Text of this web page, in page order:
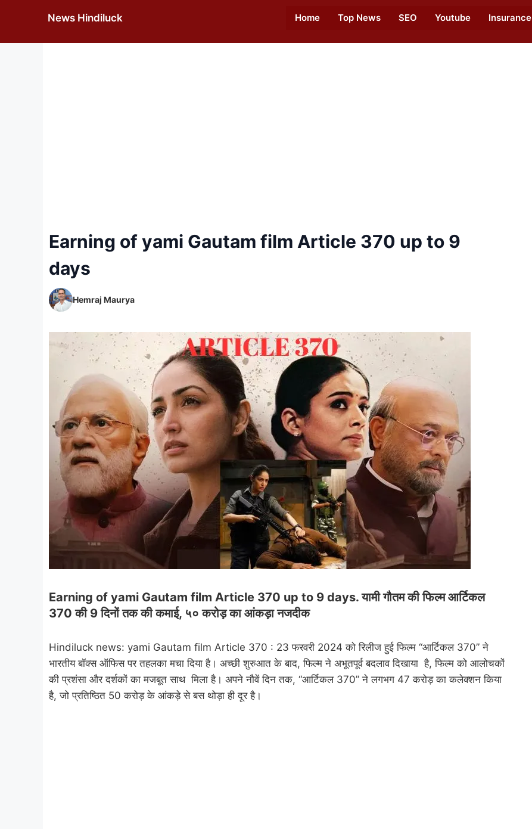
News Hindiluck Home Top News SEO Youtube Insurance
Earning of yami Gautam film Article 370 up to 9
days
Hemraj Maurya
Earning of yami Gautam film Article 370 up to 9 days. यामी गौतम की फिल्म आर्टिकल
370 की 9 दिनों तक की कमाई, ५० करोड़ का आंकड़ा नजदीक
Hindiluck news: yami Gautam film Article 370 : 23 फरवरी 2024 को रिलीज हुई फिल्म “आर्टिकल 370” ने
भारतीय बॉक्स ऑफिस पर तहलका मचा दिया है। अच्छी शुरुआत के बाद, फिल्म ने अभूतपूर्व बदलाव दिखाया है, फिल्म को आलोचकों
की प्रशंसा और दर्शकों का मजबूत साथ मिला है। अपने नौवें दिन तक, “आर्टिकल 370” ने लगभग 47 करोड़ का कलेक्शन किया
है, जो प्रतिष्ठित 50 करोड़ के आंकड़े से बस थोड़ा ही दूर है।